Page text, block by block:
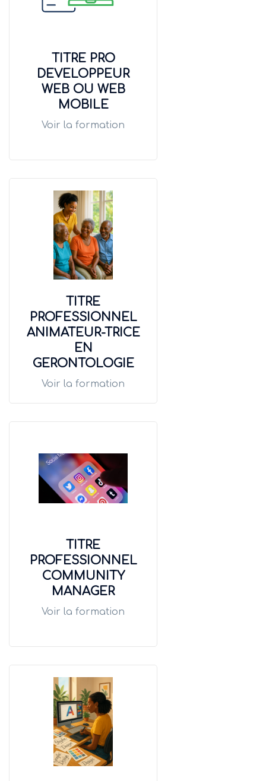
TITRE PRO
DEVELOPPEUR
WEB OU WEB
MOBILE
Voir la formation
TITRE
PROFESSIONNEL
ANIMATEUR-TRICE
EN
GERONTOLOGIE
Voir la formation
TITRE
PROFESSIONNEL
COMMUNITY
MANAGER
Voir la formation